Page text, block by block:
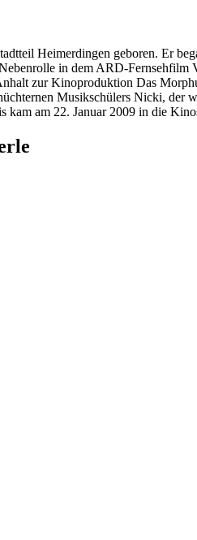
Heimerdingen geboren. Er
in dem ARD-Fernsehfilm
zur Kinoproduktion Das
Musikschülers Nicki, der
kam am 22. Januar 2009 in die